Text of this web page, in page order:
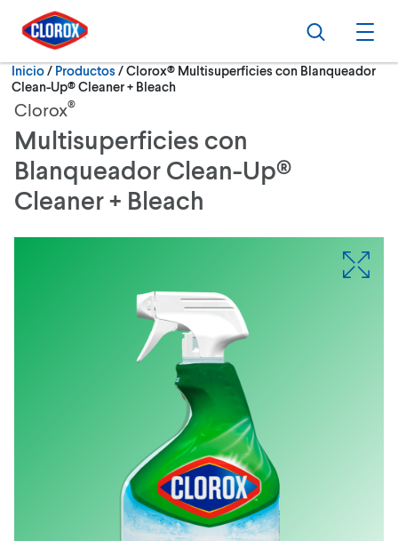
Ir al Menú principal
Ir a Contenido
Ir al Pie de página
Buscar
Inicio/ Productos Actualmente:
Clorox® Multisuperficies con Blanqueador
Clean-Up® Cleaner + Bleach
Clorox®
Multisuperficies con
Blanqueador Clean-Up®
Cleaner + Bleach